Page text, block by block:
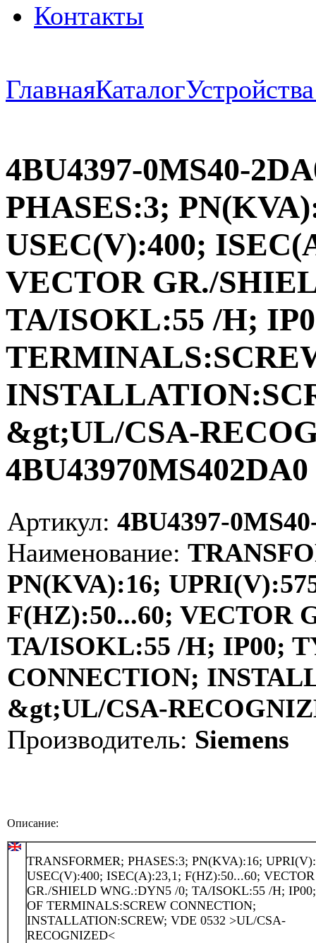
Контакты
ГлавнаяКаталог
4BU4397-0MS40-
PHASES:3;
USEC(V):400;
VECTOR GR./
TA/ISOKL:55 /H;
&gt;UL/CSA-
Артикул: 4BU4397-
Наименование:
PN(KVA):16;
F(HZ):50...60; VECTOR
TA/ISOKL:55 /H; IP00;
CONNECTION;
&gt;UL/CSA-
Производитель: Siemens
Описание:
TRANSFORMER; PHASES:3; PN(KVA):16;
USEC(V):400; ISEC(A):23,1; F(HZ):50...60; VECTOR
GR./SHIELD WNG.:DYN5 /0; TA/ISOKL:55 /H;
OF TERMINALS:SCREW CONNECTION;
INSTALLATION:SCREW; VDE 0532 >UL/CSA-
RECOGNIZED<